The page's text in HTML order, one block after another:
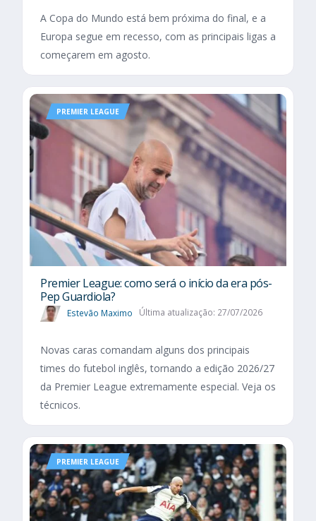
A Copa do Mundo está bem próxima do final, e a
Europa segue em recesso, com as principais ligas a
começarem em agosto.
PREMIER LEAGUE
Premier League: como será o início da era pós-
Pep Guardiola?
Estevão Maximo Última atualização: 27/07/2026
Novas caras comandam alguns dos principais
times do futebol inglês, tornando a edição 2026/27
da Premier League extremamente especial. Veja os
técnicos.
PREMIER LEAGUE